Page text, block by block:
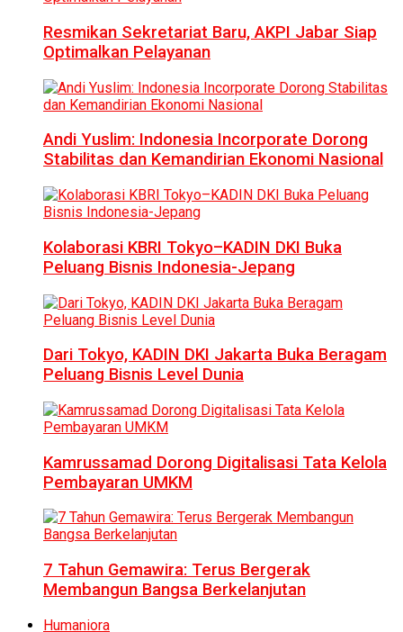
Resmikan Sekretariat Baru, AKPI Jabar Siap
Optimalkan Pelayanan
Andi Yuslim: Indonesia Incorporate Dorong
Stabilitas dan Kemandirian Ekonomi Nasional
Kolaborasi KBRI Tokyo–KADIN DKI Buka
Peluang Bisnis Indonesia-Jepang
Dari Tokyo, KADIN DKI Jakarta Buka Beragam
Peluang Bisnis Level Dunia
Kamrussamad Dorong Digitalisasi Tata Kelola
Pembayaran UMKM
7 Tahun Gemawira: Terus Bergerak
Membangun Bangsa Berkelanjutan
Humaniora